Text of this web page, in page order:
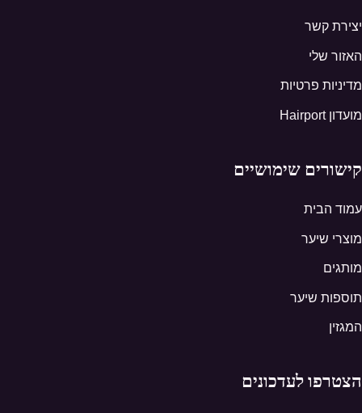
יצירת קשר
האזור שלי
מדיניות פרטיות
מועדון Hairport
קישורים שימושיים
עמוד הבית
מוצרי שיער
מותגים
תוספות שיער
המגזין
הצטרפו לעדכונים